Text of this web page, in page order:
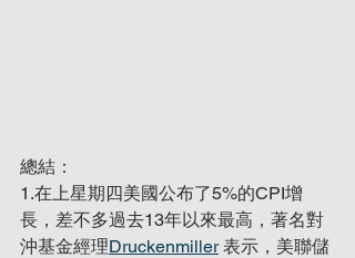
總結：
1.在上星期四美國公布了5%的CPI增
長，差不多過去13年以來最高，著名對
沖基金經理Druckenmiller 表示，美聯儲